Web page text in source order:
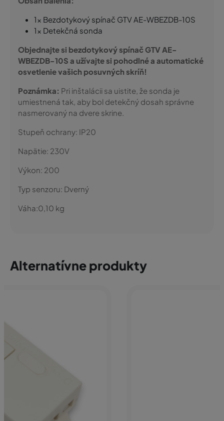
1x Bezdotykový spínač GTV AE-WBEZDB-10S
1x Detekčná sonda
Objednajte si bezdotykový spínač GTV AE-
WBEZDB-10S a užívajte si pohodlné a automatické
osvetlenie vašich posuvných skríň!
Poznámka: Pri inštalácii sa uistite, že sonda je
umiestnená tak, aby bol detekčný dosah správne
nasmerovaný na dvere skrine.
Stupeň ochrany: IP20
Napätie: 230V
Výkon: 200
Typ senzoru: Dverný
Váha:0,10 kg
Alternatívne produkty